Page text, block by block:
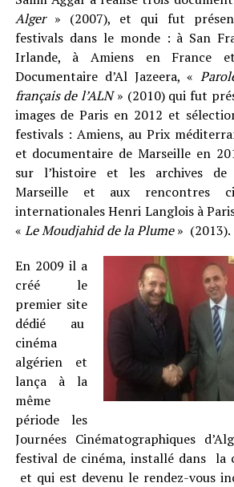
Alger» (2007), et qui fut
festivals dans le monde : à San
Irlande, à Amiens en France
Documentaire d’Al Jazeera, «
français de l’ALN» (2010) qui fut
images de Paris en 2012 et
festivals : Amiens, au Prix
et documentaire de Marseille en
sur l’histoire et les archives de
Marseille et aux rencontres
internationales Henri Langlois à
« Le Moudjahid de la Plume» (2013).
En 2009 il a
créé le
premier site
dédié au
cinéma
algérien et
lança à la
même
période les
Journées Cinématographiques
festival de cinéma, installé dans la
et qui est devenu le rendez-vous